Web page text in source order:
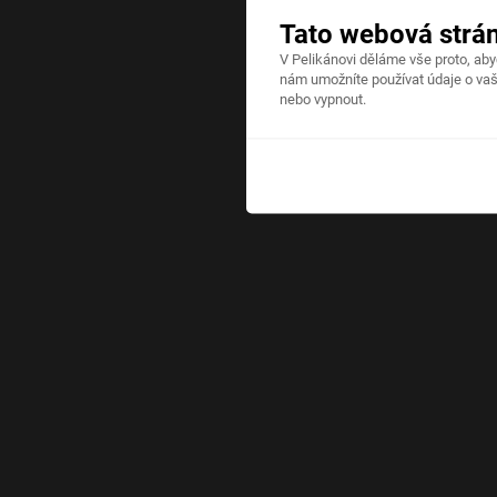
Tato webová
V Pelikánovi děláme vše proto,
nám umožníte používat údaje o
nebo vypnout.